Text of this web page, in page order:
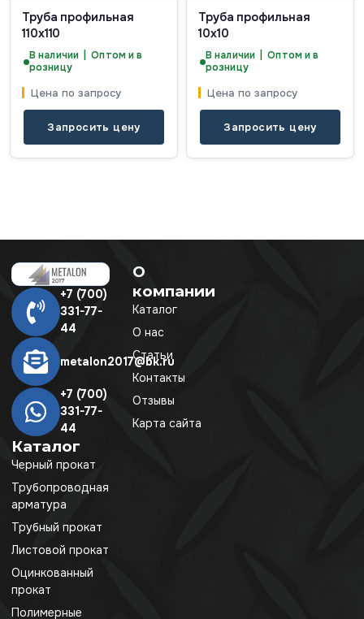
Труба профильная
110х110
В наличии | Оптом и в
розницу
Цена по запросу
Запросить цену
Труба профильная
10х10
В наличии | Оптом и в
розницу
Цена по запросу
Запросить цену
+7 (700)
331-77-
44
metalon2017@bk.ru
+7 (700)
331-77-
44
Каталог
Черный прокат
Трубопроводная
арматура
Трубный прокат
Листовой прокат
Оцинкованный
прокат
Полимерные
О
компании
Каталог
О нас
Статьи
Контакты
Отзывы
Карта сайта